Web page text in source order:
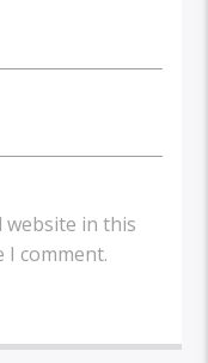
website in this
comment.